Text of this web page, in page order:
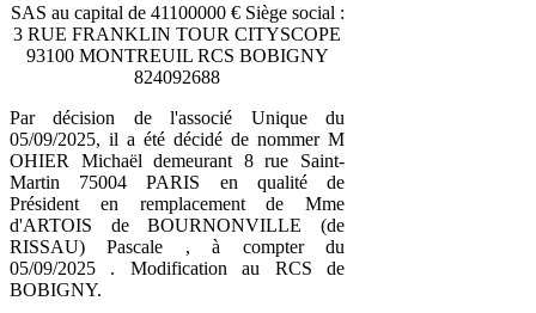
SAS au capital de 41100000 € Siège social :
3 RUE FRANKLIN TOUR CITYSCOPE
93100 MONTREUIL RCS BOBIGNY
824092688
Par décision de l'associé Unique du
05/09/2025, il a été décidé de nommer M
OHIER Michaël demeurant 8 rue Saint-
Martin 75004 PARIS en qualité de
Président en remplacement de Mme
d'ARTOIS de BOURNONVILLE (de
RISSAU) Pascale , à compter du
05/09/2025 . Modification au RCS de
BOBIGNY.